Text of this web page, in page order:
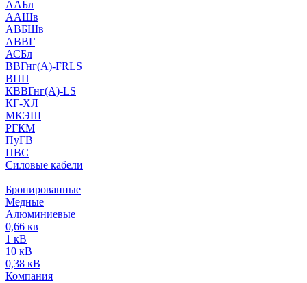
ААБл
ААШв
АВБШв
АВВГ
АСБл
ВВГнг(А)-FRLS
ВПП
КВВГнг(А)-LS
КГ-ХЛ
МКЭШ
РГКМ
ПуГВ
ПВС
Силовые кабели
Бронированные
Медные
Алюминиевые
0,66 кв
1 кВ
10 кВ
0,38 кВ
Компания